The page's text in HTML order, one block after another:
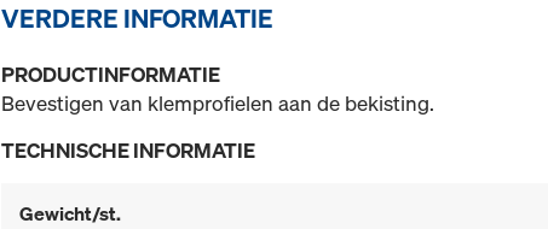
VERDERE INFORMATIE
PRODUCTINFORMATIE
Bevestigen van klemprofielen aan de bekisting.
TECHNISCHE INFORMATIE
Gewicht/st.